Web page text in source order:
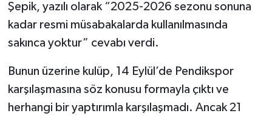
Şepik, yazılı olarak “2025-2026 sezonu sonuna
kadar resmi müsabakalarda kullanılmasında
sakınca yoktur” cevabı verdi.
Bunun üzerine kulüp, 14 Eylül’de Pendikspor
karşılaşmasına söz konusu formayla çıktı ve
herhangi bir yaptırımla karşılaşmadı. Ancak 21